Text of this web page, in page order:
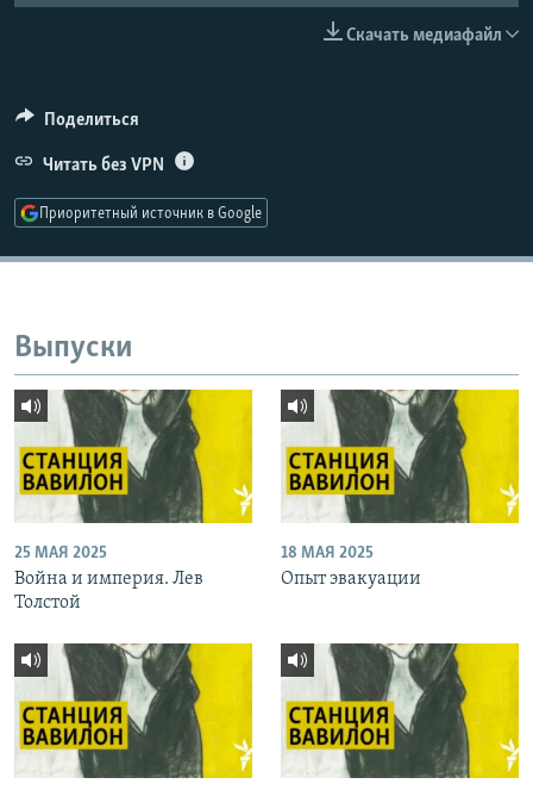
СОЦИАЛЬНЫЕ СЕТИ
Скачать медиафайл
Поделиться
Читать без VPN
Приоритетный источник в Google
Выпуски
25 МАЯ 2025
Война и империя. Лев
Толстой
18 МАЯ 2025
Опыт эвакуации